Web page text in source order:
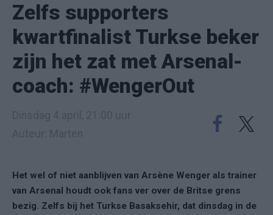
Zelfs supporters
kwartfinalist Turkse beker
zijn het zat met Arsenal-
coach: #WengerOut
Het wel of niet aanblijven van Arsène Wenger als trainer
van Arsenal houdt ook fans ver over de Britse grens
bezig. Zelfs bij het Turkse Basaksehir, dat dinsdag in de